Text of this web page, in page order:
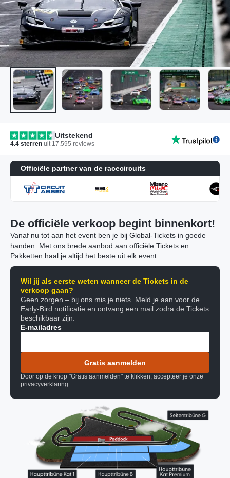
Uitstekend
4.4 sterren uit 17.595 reviews
Officiële partner van de racecircuits
De officiële verkoop begint binnenkort!
Vanaf nu tot aan het event ben je bij Global-Tickets in goede
handen. Met ons brede aanbod aan officiële Tickets en
Pakketten haal je altijd het beste uit elk event.
Wil jij als eerste weten wanneer de Tickets in de
verkoop gaan?
Geen zorgen – bij ons mis je niets. Meld je aan voor de
Early-Bird notificatie en ontvang een mail zodra de Tickets
beschikbaar zijn.
E-mailadres
Gratis aanmelden
Door op de knop "Gratis aanmelden" te klikken, accepteer je onze
privacyverklaring